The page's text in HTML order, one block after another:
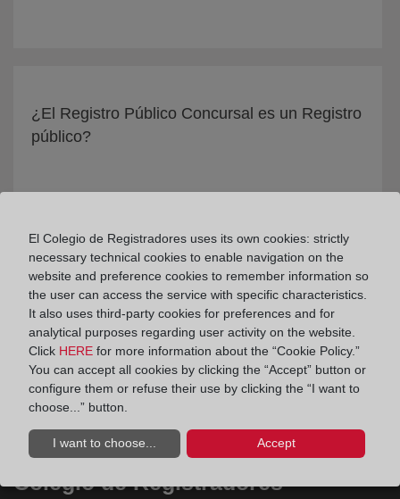
¿El Registro Público Concursal es un Registro
público?
Colegio de Registradores
El Colegio de Registradores uses its own cookies: strictly
necessary technical cookies to enable navigation on the
website and preference cookies to remember information so
the user can access the service with specific characteristics.
It also uses third-party cookies for preferences and for
analytical purposes regarding user activity on the website.
Click HERE for more information about the “Cookie Policy.”
You can accept all cookies by clicking the “Accept” button or
configure them or refuse their use by clicking the “I want to
choose...” button.
I want to choose... Accept